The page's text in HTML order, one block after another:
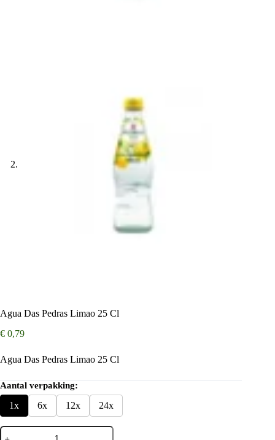
Agua Das Pedras Limao 25 Cl
€ 0,79
Agua Das Pedras Limao 25 Cl
Aantal verpakking:
1x 6x 12x 24x
Agua